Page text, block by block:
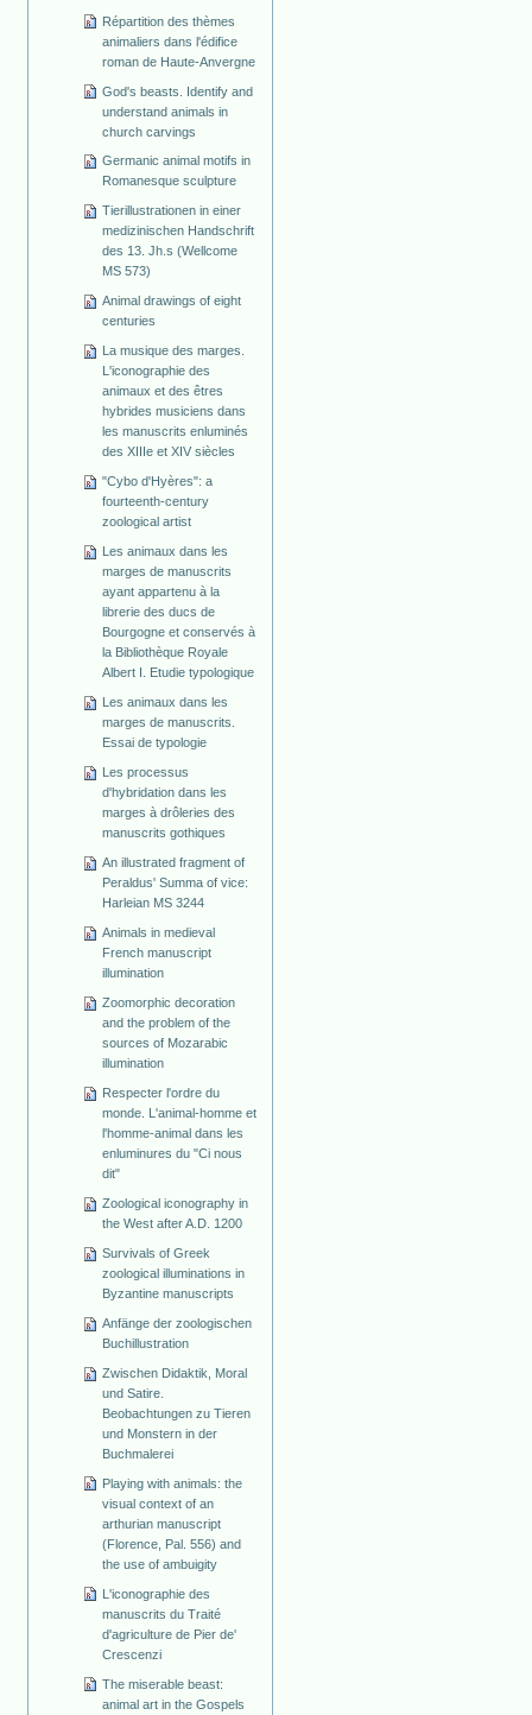
Répartition des thèmes
animaliers dans l'édifice
roman de Haute-Anvergne
God's beasts. Identify and
understand animals in
church carvings
Germanic animal motifs in
Romanesque sculpture
Tierillustrationen in einer
medizinischen Handschrift
des 13. Jh.s (Wellcome
MS 573)
Animal drawings of eight
centuries
La musique des marges.
L'iconographie des
animaux et des êtres
hybrides musiciens dans
les manuscrits enluminés
des XIIIe et XIV siècles
"Cybo d'Hyères": a
fourteenth-century
zoological artist
Les animaux dans les
marges de manuscrits
ayant appartenu à la
librerie des ducs de
Bourgogne et conservés à
la Bibliothèque Royale
Albert I. Etudie typologique
Les animaux dans les
marges de manuscrits.
Essai de typologie
Les processus
d'hybridation dans les
marges à drôleries des
manuscrits gothiques
An illustrated fragment of
Peraldus' Summa of vice:
Harleian MS 3244
Animals in medieval
French manuscript
illumination
Zoomorphic decoration
and the problem of the
sources of Mozarabic
illumination
Respecter l'ordre du
monde. L'animal-homme et
l'homme-animal dans les
enluminures du "Ci nous
dit"
Zoological iconography in
the West after A.D. 1200
Survivals of Greek
zoological illuminations in
Byzantine manuscripts
Anfänge der zoologischen
Buchillustration
Zwischen Didaktik, Moral
und Satire.
Beobachtungen zu Tieren
und Monstern in der
Buchmalerei
Playing with animals: the
visual context of an
arthurian manuscript
(Florence, Pal. 556) and
the use of ambuigity
L'iconographie des
manuscrits du Traité
d'agriculture de Pier de'
Crescenzi
The miserable beast:
animal art in the Gospels